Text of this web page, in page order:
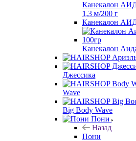
Канекалон
1,3 м/200 г
Канекалон
Канекалон
Джессика
Wave
Big Body Wave
Пони
Назад
Пони